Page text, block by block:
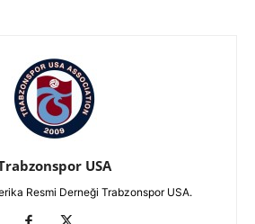
USA
Resmi Derneği Trabzonspor USA.